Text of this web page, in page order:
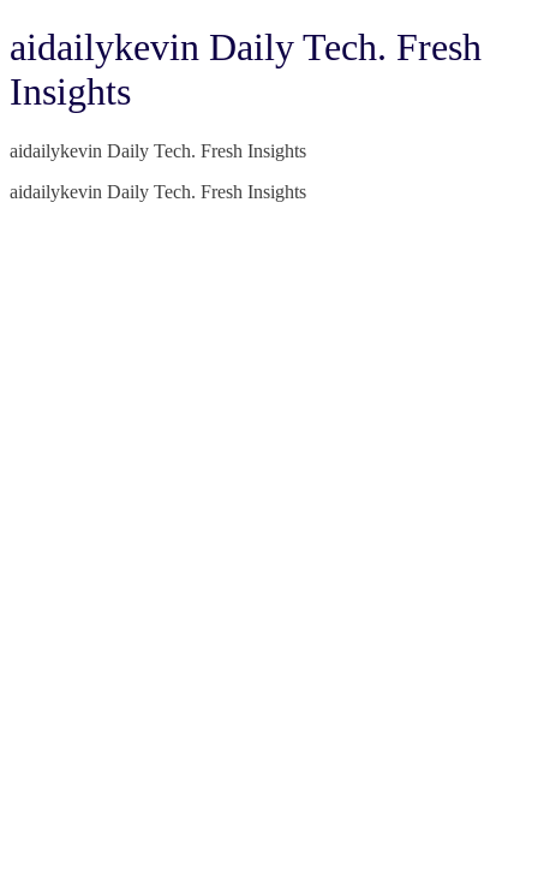
aidailykevin Daily Tech. Fresh
Insights
aidailykevin Daily Tech. Fresh Insights
aidailykevin Daily Tech. Fresh Insights